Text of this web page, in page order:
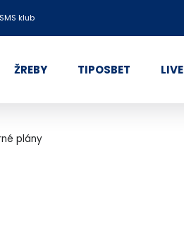
SMS klub
ŽREBY TIPOSBET LIVE
plány